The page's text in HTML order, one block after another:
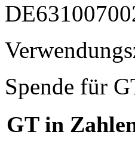
Spende für
GT in